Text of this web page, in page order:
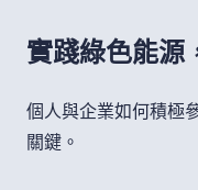
實踐綠色能源
個人與企業如何積極
關鍵。